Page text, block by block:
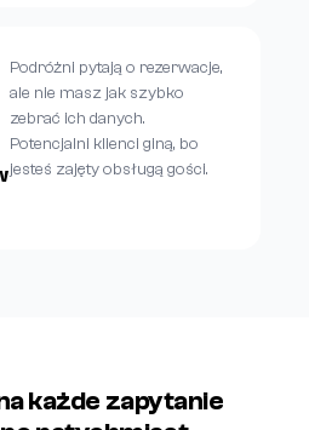
Podróżni pytają o rezerwacje,
ale nie masz jak szybko
zebrać ich danych.
Potencjalni klienci giną, bo
jesteś zajęty obsługą gości.
każde zapytanie